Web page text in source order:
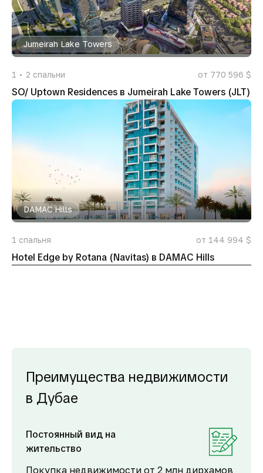
Jumeirah Lake Towers
1 2 спальни от 770 596 $
SO/ Uptown Residences в Jumeirah Lake Towers (JLT)
DAMAC Hills
1 спальня от 144 994 $
Hotel Edge by Rotana (Navitas) в DAMAC Hills
Преимущества недвижимости
в Дубае
Постоянный вид на
жительство
Покупка недвижимости от 2 млн дирхамов